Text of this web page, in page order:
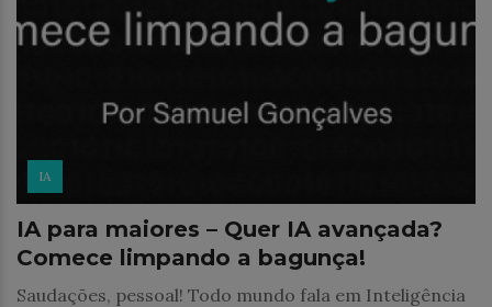
IA
IA para maiores – Quer IA avançada?
Comece limpando a bagunça!
Saudações, pessoal! Todo mundo fala em Inteligência